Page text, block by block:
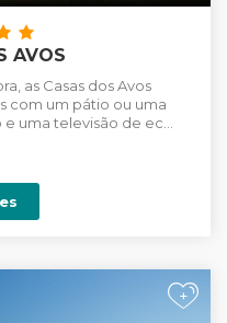
AVOS
as Casas dos Avos
com um pátio ou uma
uma televisão de ec...
+